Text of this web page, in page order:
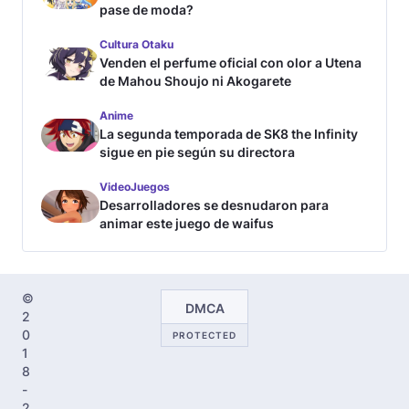
pase de moda?
Cultura Otaku
Venden el perfume oficial con olor a Utena
de Mahou Shoujo ni Akogarete
Anime
La segunda temporada de SK8 the Infinity
sigue en pie según su directora
VideoJuegos
Desarrolladores se desnudaron para
animar este juego de waifus
©
2
0
1
8
-
DMCA
PROTECTED